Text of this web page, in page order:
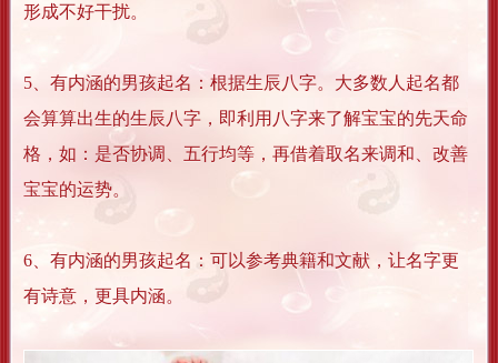
形成不好干扰。
5、有内涵的男孩起名：根据生辰八字。大多数人起名都
会算算出生的生辰八字，即利用八字来了解宝宝的先天命
格，如：是否协调、五行均等，再借着取名来调和、改善
宝宝的运势。
6、有内涵的男孩起名：可以参考典籍和文献，让名字更
有诗意，更具内涵。